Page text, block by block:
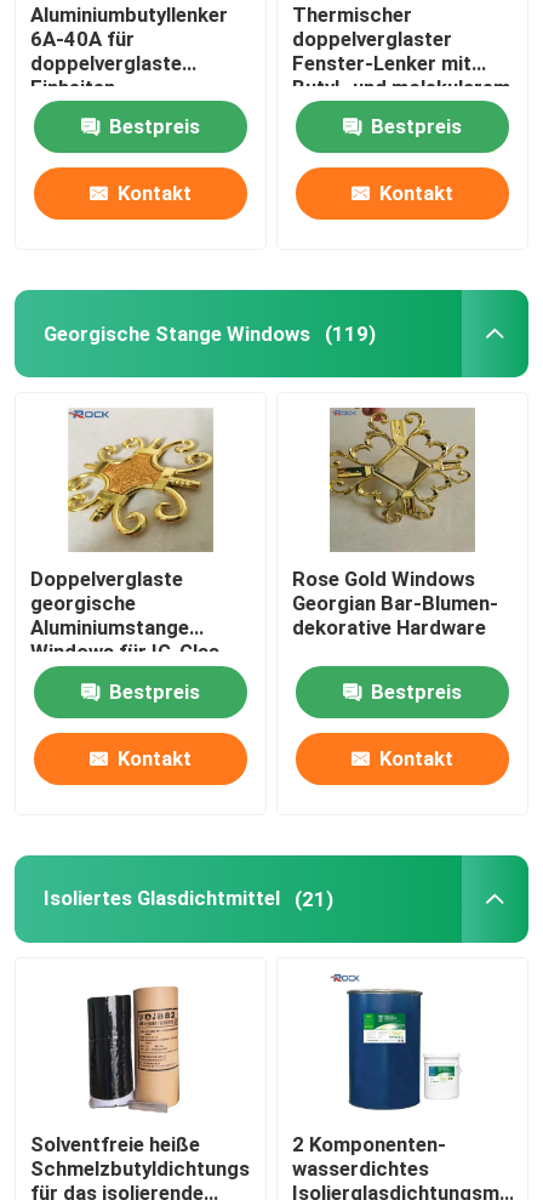
Aluminiumbutyllenker
6A-40A für
doppelverglaste
Einheiten
Bestpreis
Kontakt
Thermischer
doppelverglaster
Fenster-Lenker mit
Butyl- und molekularem
Bestpreis
Kontakt
Georgische Stange Windows (119)
Doppelverglaste
georgische
Aluminiumstange
Windows für IG-Glas
Bestpreis
Kontakt
Rose Gold Windows
Georgian Bar-Blumen-
dekorative Hardware
Bestpreis
Kontakt
Isoliertes Glasdichtmittel (21)
Solventfreie heiße
Schmelzbutyldichtungsmittel
für das isolierende
2 Komponenten-
wasserdichtes
Isolierglasdichtungsmittel